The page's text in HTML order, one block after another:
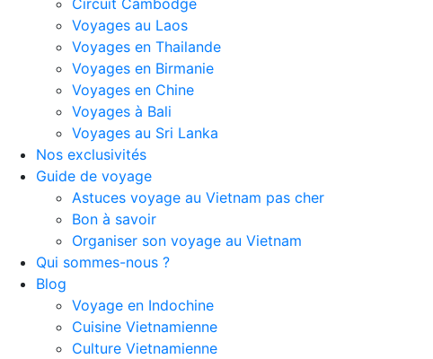
Voyages au Laos
Voyages en Thailande
Voyages en Birmanie
Voyages en Chine
Voyages à Bali
Voyages au Sri Lanka
Nos exclusivités
Guide de voyage
Astuces voyage au Vietnam pas cher
Bon à savoir
Organiser son voyage au Vietnam
Qui sommes-nous ?
Blog
Voyage en Indochine
Cuisine Vietnamienne
Culture Vietnamienne